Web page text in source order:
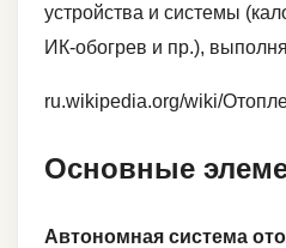
устройства и системы
ИК-обогрев и пр.),
ru.wikipedia.org/wiki/
Основные
Автономная система